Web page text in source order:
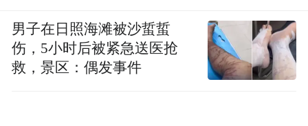
男子在日照海滩被沙蜇蜇
伤，5小时后被紧急送医抢
救，景区：偶发事件